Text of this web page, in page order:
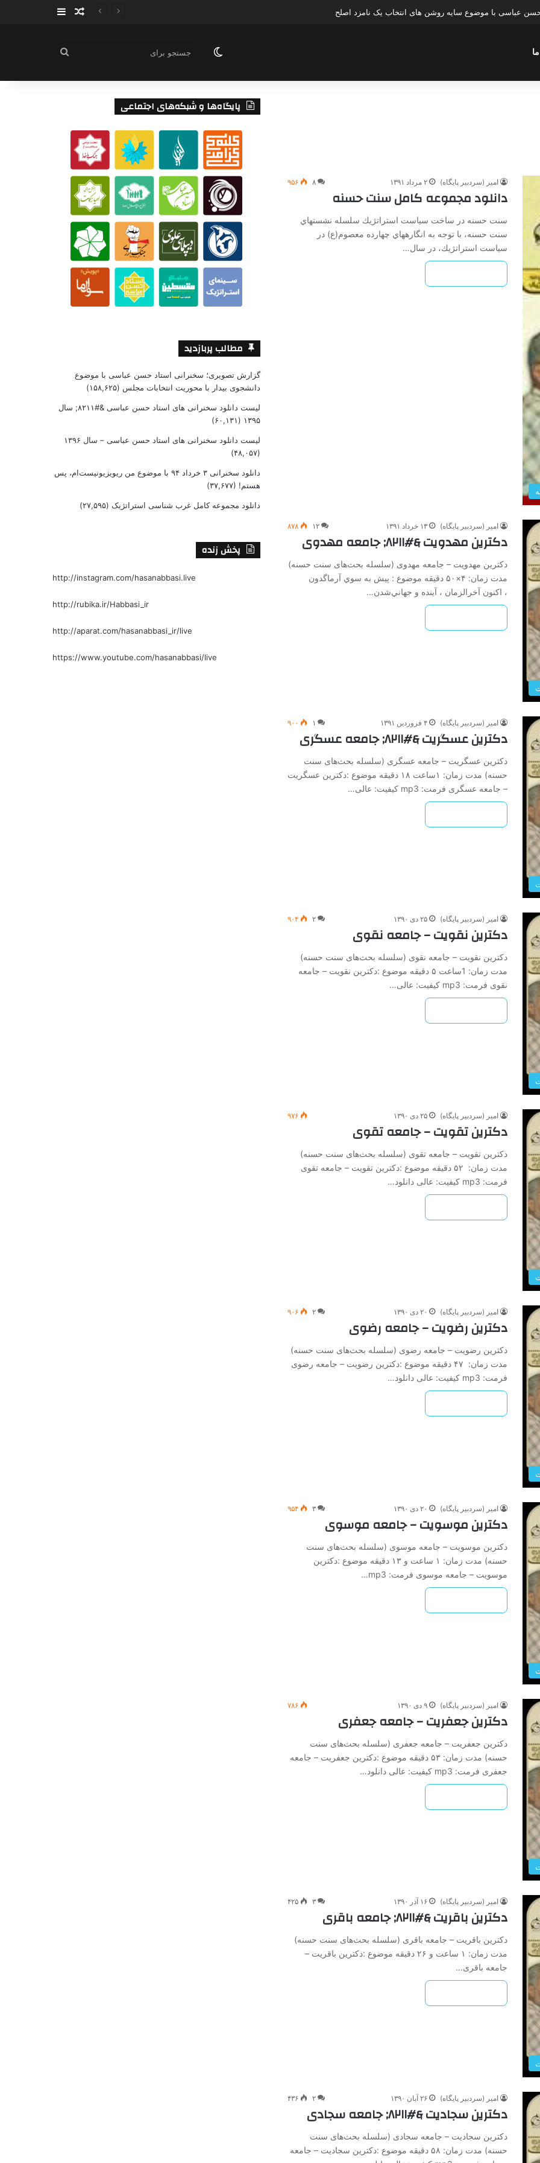
عباسی با موضوع چهار انتخاب ۱۴۰۰ نوشته تصادفی
سایدبار
تغییر پوسته
جستجو
امیر (سردبیر پایگاه) ۲ مرداد ۱۳۹۱ ۸ ۹۵۶
دانلود مجموعه کامل سنت حسنه
سنت حسنه در ساخت سياست استراتژيك سلسله نشست­هاي
سنت حسنه، با توجه به انگاره­هاي چهارده معصوم(ع) در
سياست استراتژيك، در سال…
امیر (سردبیر پایگاه) ۱۳ خرداد ۱۳۹۱ ۱۲ ۸۷۸
دکترين مهدويت &#۸۲۱۱; جامعه مهدوی
دکترين مهدويت – جامعه مهدوی (سلسله بحث‌های سنت حسنه)
مدت زمان: ۴×۵۰ دقیقه موضوع : پیش به سوي آرماگدون
، اکنون آخرالزمان ، آينده و جهاني‌شدن…
امیر (سردبیر پایگاه) ۴ فروردین ۱۳۹۱ ۱ ۹۰۰
دکترين عسگريت &#۸۲۱۱; جامعه عسگری
دکترين عسگريت – جامعه عسگری (سلسله بحث‌های سنت
حسنه) مدت زمان: ۱ساعت ۱۸ دقیقه موضوع :دکترين عسگريت
– جامعه عسگری فرمت: mp3 کیفیت: عالی…
امیر (سردبیر پایگاه) ۲۵ دی ۱۳۹۰ ۲ ۹۰۴
دکترین نقویت – جامعه نقوی
دکترین نقویت – جامعه نقوی (سلسله بحث‌های سنت حسنه)
مدت زمان: 1ساعت ۵ دقیقه موضوع :دکترین نقویت – جامعه
نقوی فرمت: mp3 کیفیت: عالی…
امیر (سردبیر پایگاه) ۲۵ دی ۱۳۹۰ ۹۷۶
دکترین تقویت – جامعه تقوی
دکترین تقویت – جامعه تقوی (سلسله بحث‌های سنت حسنه)
مدت زمان: ۵۲ دقیقه موضوع :دکترین تقویت – جامعه تقوی
فرمت: mp3 کیفیت: عالی دانلود…
امیر (سردبیر پایگاه) ۲۰ دی ۱۳۹۰ ۲ ۹۰۶
دکترین رضویت – جامعه رضوی
دکترین رضویت – جامعه رضوی (سلسله بحث‌های سنت حسنه)
مدت زمان: ۴۷ دقیقه موضوع :دکترین رضویت – جامعه رضوی
فرمت: mp3 کیفیت: عالی دانلود…
امیر (سردبیر پایگاه) ۲۰ دی ۱۳۹۰ ۳ ۹۵۴
دکترین موسویت – جامعه موسوی
دکترین موسویت – جامعه موسوی (سلسله بحث‌های سنت
حسنه) مدت زمان: ۱ ساعت و ۱۳ دقیقه موضوع :دکترین
موسویت – جامعه موسوی فرمت: mp3…
امیر (سردبیر پایگاه) ۹ دی ۱۳۹۰ ۷۸۶
دکترین جعفریت – جامعه جعفری
دکترین جعفریت – جامعه جعفری (سلسله بحث‌های سنت
حسنه) مدت زمان: ۵۳ دقیقه موضوع :دکترین جعفریت – جامعه
جعفری فرمت: mp3 کیفیت: عالی دانلود…
امیر (سردبیر پایگاه) ۱۶ آذر ۱۳۹۰ ۳ ۴۲۵
دکترین باقریت &#۸۲۱۱; جامعه باقری
دکترین باقریت – جامعه باقری (سلسله بحث‌های سنت حسنه)
مدت زمان: ۱ ساعت و ۲۶ دقیقه موضوع :دکترین باقریت –
جامعه باقری…
امیر (سردبیر پایگاه) ۲۶ آبان ۱۳۹۰ ۲ ۴۳۶
دکترین سجادیت &#۸۲۱۱; جامعه سجادی
دکترین سجادیت – جامعه سجادی (سلسله بحث‌های سنت
حسنه) مدت زمان: ۵۸ دقیقه موضوع :دکترین سجادیت – جامعه
پایگاه‌ها و شبکه‌های اجتماعی
مطالب پربازدید
گزارش تصویری؛ سخنرانی استاد حسن عباسی با موضوع
دانشجوی بیدار با محوریت انتخابات مجلس (۱۵۸,۶۲۵)
لیست دانلود سخنرانی های استاد حسن عباسی &#۸۲۱۱; سال
۱۳۹۵ (۶۰,۱۳۱)
لیست دانلود سخنرانی های استاد حسن عباسی – سال ۱۳۹۶
(۴۸,۰۵۷)
دانلود سخنرانی ۳ خرداد ۹۴ با موضوع من ریویزیونیست‌ام، پس
هستم! (۳۷,۶۷۷)
دانلود مجموعه کامل غرب شناسی استراتژیک (۲۷,۵۹۵)
پخش زنده
http://instagram.com/hasanabbasi.live
http://rubika.ir/Habbasi_ir
http://aparat.com/hasanabbasi_ir/live
https://www.youtube.com/hasanabbasi/live